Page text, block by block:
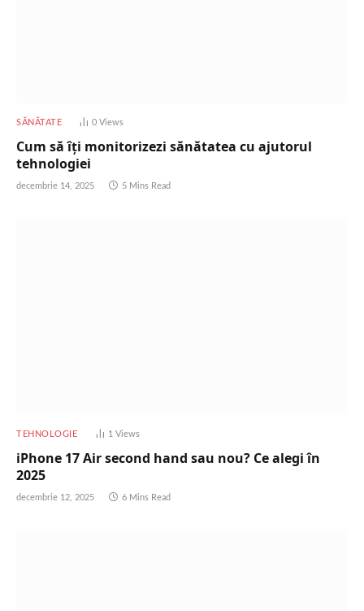
SĂNĂTATE 0Views
Cum să îți monitorizezi sănătatea cu ajutorul
tehnologiei
decembrie 14, 2025 5 Mins Read
TEHNOLOGIE 1 Views
iPhone 17 Air second hand sau nou? Ce alegi în
2025
decembrie 12, 2025 6 Mins Read